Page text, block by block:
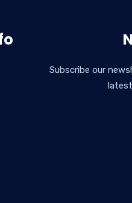
Subscribe our